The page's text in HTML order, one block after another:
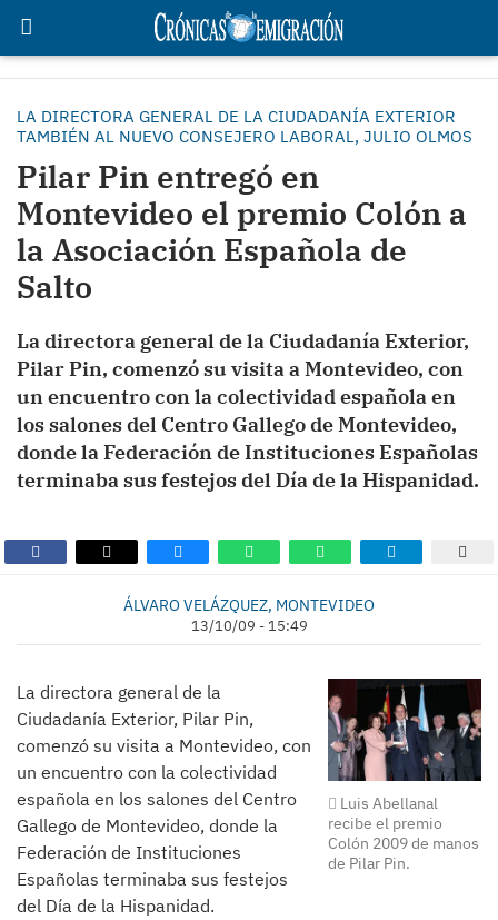
LA DIRECTORA GENERAL DE LA CIUDADANÍA EXTERIOR
TAMBIÉN AL NUEVO CONSEJERO LABORAL, JULIO OLMOS
Pilar Pin entregó en
Montevideo el premio Colón a
la Asociación Española de
Salto
La directora general de la Ciudadanía Exterior,
Pilar Pin, comenzó su visita a Montevideo, con
un encuentro con la colectividad española en
los salones del Centro Gallego de Montevideo,
donde la Federación de Instituciones Españolas
terminaba sus festejos del Día de la Hispanidad.
ÁLVARO VELÁZQUEZ, MONTEVIDEO
13/10/09 - 15:49
Luis Abellanal
recibe el premio
Colón 2009 de manos
de Pilar Pin.
La directora general de la
Ciudadanía Exterior, Pilar Pin,
comenzó su visita a Montevideo, con
un encuentro con la colectividad
española en los salones del Centro
Gallego de Montevideo, donde la
Federación de Instituciones
Españolas terminaba sus festejos
del Día de la Hispanidad.